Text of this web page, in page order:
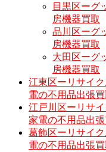
目黒区ーグ
房機器買取
品川区ーグ
房機器買取
大田区ーグ
房機器買取
江東区ーリサイ
電の不用品出張買
江戸川区ーリサ
家電の不用品出張
葛飾区ーリサイ
電の不用品出張買